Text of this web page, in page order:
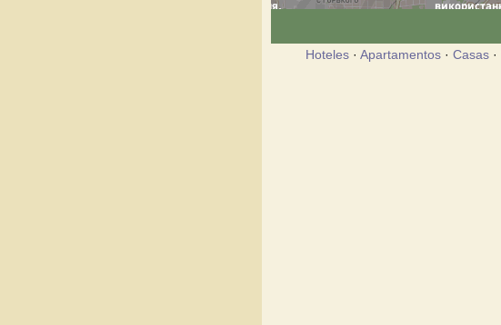
Hoteles· Apartamentos· Casas·